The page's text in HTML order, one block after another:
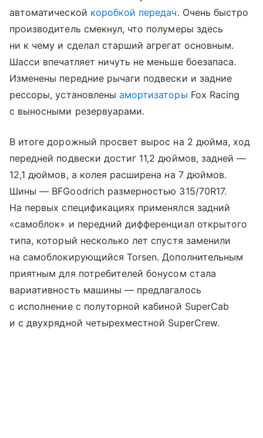
автоматической коробкой передач. Очень быстро
производитель смекнул, что полумеры здесь
ни к чему и сделал старший агрегат основным.
Шасси впечатляет ничуть не меньше боезапаса.
Изменены передние рычаги подвески и задние
рессоры, установленыамортизаторы Fox Racing
с выносными резервуарами.
В итоге дорожный просвет вырос на 2 дюйма, ход
передней подвески достиг 11,2 дюймов, задней —
12,1 дюймов, а колея расширена на 7 дюймов.
Шины — BFGoodrich размерностью 315/70R17.
На первых спецификациях применялся задний
«самоблок» и передний дифференциал открытого
типа, который несколько лет спустя заменили
на самоблокирующийся Torsen. Дополнительным
приятным для потребителей бонусом стала
вариативность машины — предлагалось
с исполнение с полуторной кабиной SuperCab
и с двухрядной четырехместной SuperCrew.